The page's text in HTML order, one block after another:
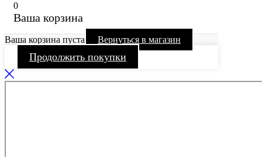
0
Ваша корзина
Ваша корзина пуста Вернуться в магазин
Продолжить покупки